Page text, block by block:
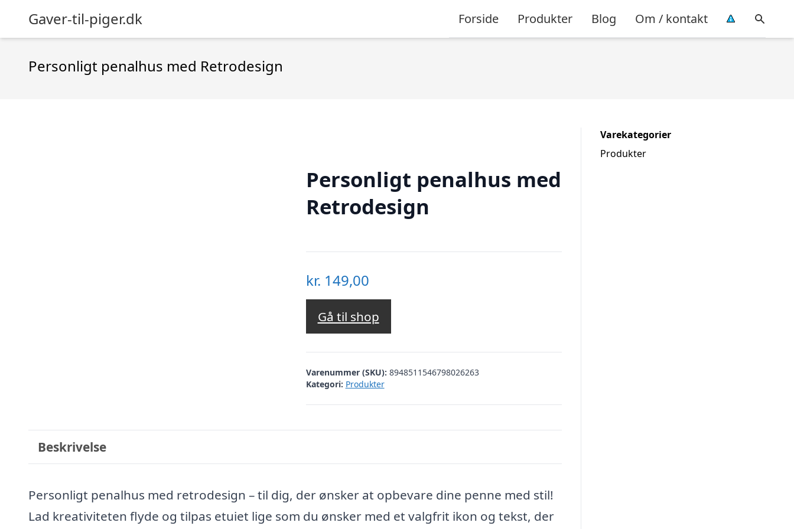
Gaver-til-piger.dk Forside Produkter Blog Om / kontakt
Personligt penalhus med Retrodesign
Personligt penalhus med
Retrodesign
kr. 149,00
Gå til shop
Varenummer (SKU): 8948511546798026263
Kategori: Produkter
Beskrivelse
Personligt penalhus med retrodesign – til dig, der ønsker at opbevare dine penne med stil!
Lad kreativiteten flyde og tilpas etuiet lige som du ønsker med et valgfrit ikon og tekst, der
Varekategorier
Produkter